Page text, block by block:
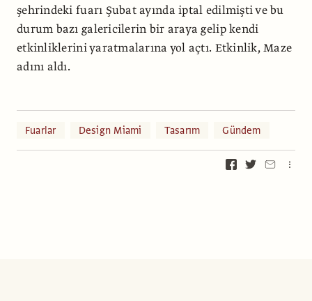
şehrindeki fuarı Şubat ayında iptal edilmişti ve bu
durum bazı galericilerin bir araya gelip kendi
etkinliklerini yaratmalarına yol açtı. Etkinlik, Maze
adını aldı.
Fuarlar Design Miami Tasarım Gündem